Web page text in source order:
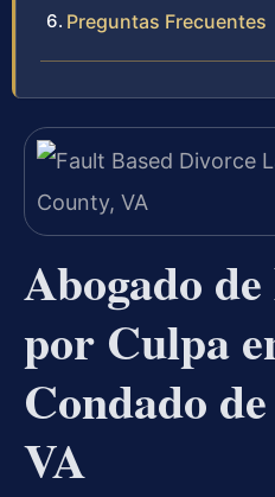
Preguntas Frecuentes
Abogado
por Culpa
Condado
VA